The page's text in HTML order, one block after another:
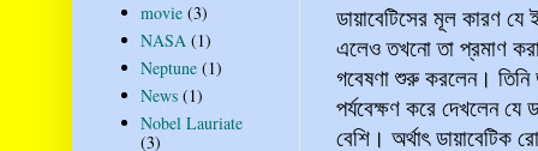
ডায়াবেটিসের মূল কারণ যে
এলেও তখনো তা প্রমাণ
গবেষণা শুরু করলেন। তিনি
পর্যবেক্ষণ করে দেখলেন যে
বেশি। অর্থাৎ ডায়াবেটিক
movie (3)
NASA (1)
Neptune (1)
News (1)
Nobel Lauriate
(3)